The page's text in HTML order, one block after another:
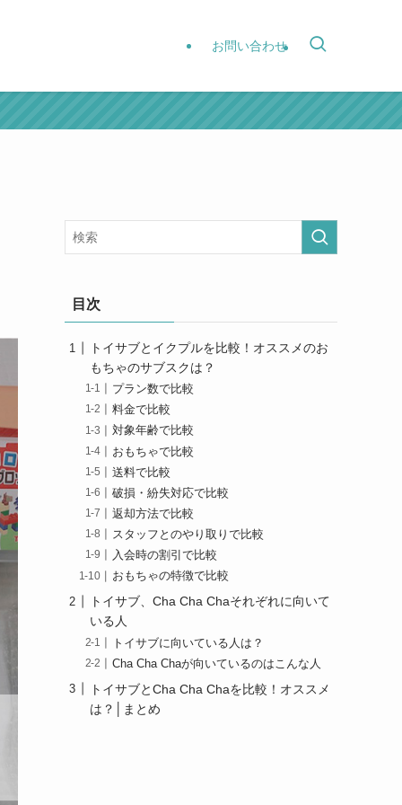
お問い合わせ
目次
トイサブとイクプルを比較！オススメのお
もちゃのサブスクは？
プラン数で比較
料金で比較
対象年齢で比較
おもちゃで比較
送料で比較
破損・紛失対応で比較
返却方法で比較
スタッフとのやり取りで比較
入会時の割引で比較
おもちゃの特徴で比較
トイサブ、Cha Cha Chaそれぞれに向いて
いる人
トイサブに向いている人は？
Cha Cha Chaが向いているのはこんな人
トイサブとCha Cha Chaを比較！オススメ
は？│まとめ